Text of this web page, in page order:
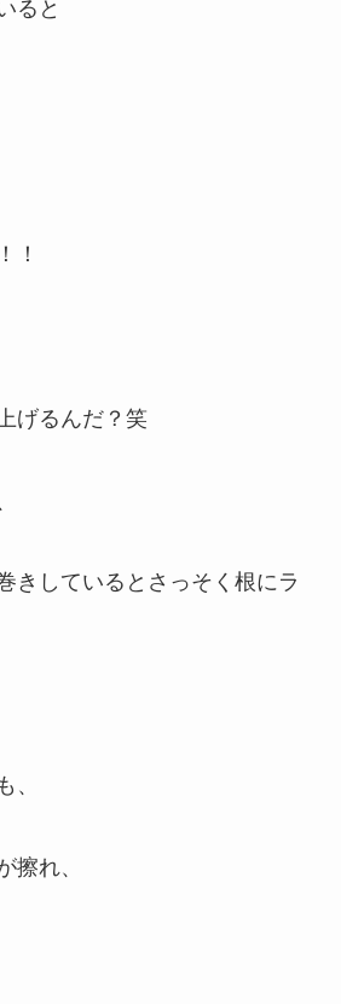
ると
！
げるんだ？笑
きしているとさっそく根にラ
、
擦れ、